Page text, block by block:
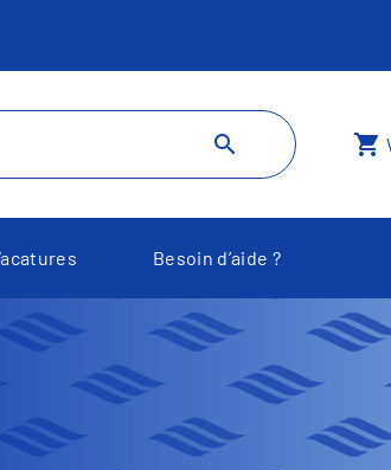
search shopping_cart
Besoin d’aide ?